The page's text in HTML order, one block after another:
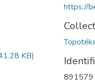
KB)
https://
891579